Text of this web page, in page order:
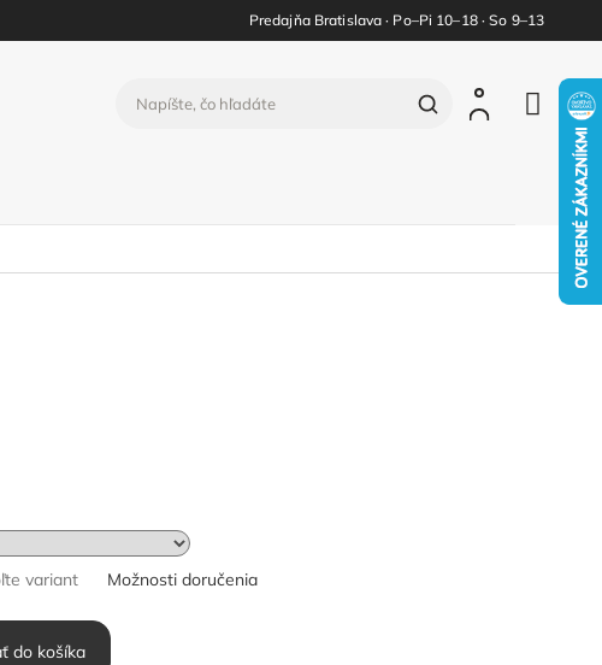
Predajňa Bratislava · Po–Pi 10–18 · So 9–13
variant Možnosti doručenia
do košíka